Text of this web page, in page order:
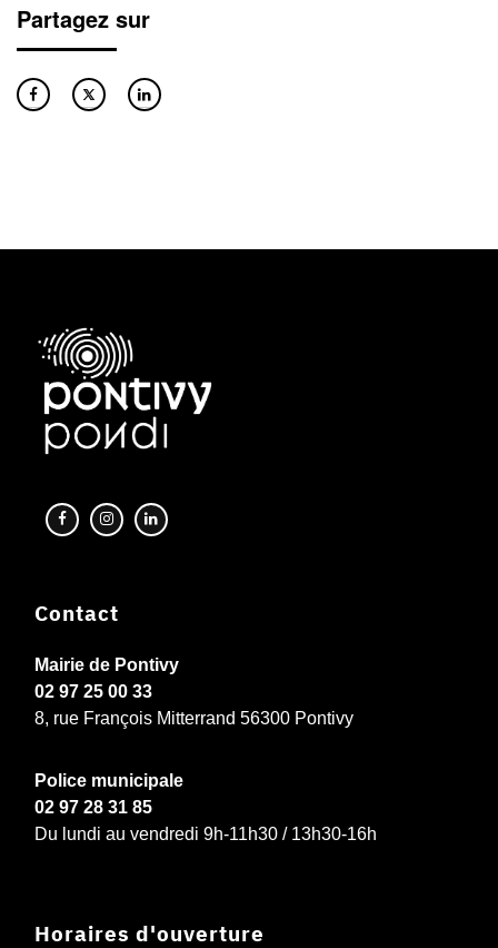
Partagez sur
Contact
Mairie de Pontivy
02 97 25 00 33
8, rue François Mitterrand 56300 Pontivy
Police municipale
02 97 28 31 85
Du lundi au vendredi 9h-11h30 / 13h30-16h
Horaires d'ouverture